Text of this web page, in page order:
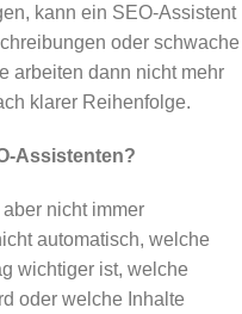
kann ein SEO-Assistent
oder schwache
arbeiten dann nicht mehr
klarer Reihenfolge.
Assistenten?
nicht immer
automatisch, welche
wichtiger ist, welche
oder welche Inhalte